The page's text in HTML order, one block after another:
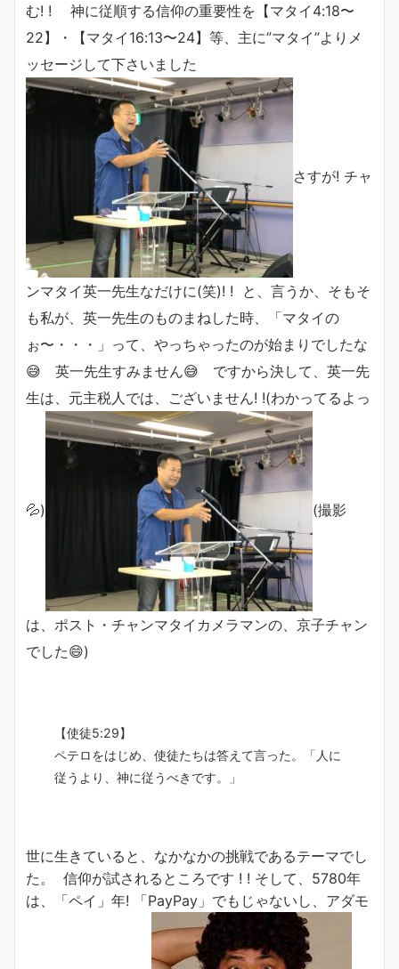
む! ! 神に従順する信仰の重要性を【マタイ4:18〜
22】・【マタイ16:13〜24】等、主に”マタイ”よりメ
ッセージして下さいました
さすが! チャ
ンマタイ英一先生なだけに(笑)! ! と、言うか、そもそ
も私が、英一先生のものまねした時、「マタイの
ぉ〜・・・」って、やっちゃったのが始まりでしたな
😅 英一先生すみません😅 ですから決して、英一先
生は、元主税人では、ございません! !(わかってるよっ
💦) (撮影
は、ポスト・チャンマタイカメラマンの、京子チャン
でした😄)
【使徒5:29】
ペテロをはじめ、使徒たちは答えて言った。「人に
従うより、神に従うべきです。」
世に生きていると、なかなかの挑戦であるテーマでし
た。 信仰が試されるところです ! ! そして、5780年
は、「ペイ」年! 「PayPay」でもじゃないし、アダモ